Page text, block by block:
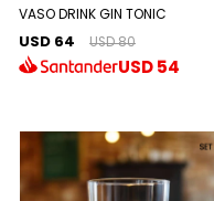
VASO DRINK GIN TONIC
USD 64 USD 80
USD54